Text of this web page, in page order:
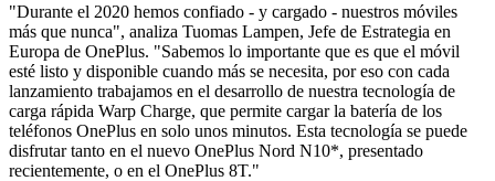
"Durante el 2020 hemos confiado - y cargado - nuestros móviles
más que nunca", analiza Tuomas Lampen, Jefe de Estrategia en
Europa de OnePlus. "Sabemos lo importante que es que el móvil
esté listo y disponible cuando más se necesita, por eso con cada
lanzamiento trabajamos en el desarrollo de nuestra tecnología de
carga rápida Warp Charge, que permite cargar la batería de los
teléfonos OnePlus en solo unos minutos. Esta tecnología se puede
disfrutar tanto en el nuevo OnePlus Nord N10*, presentado
recientemente, o en el OnePlus 8T."